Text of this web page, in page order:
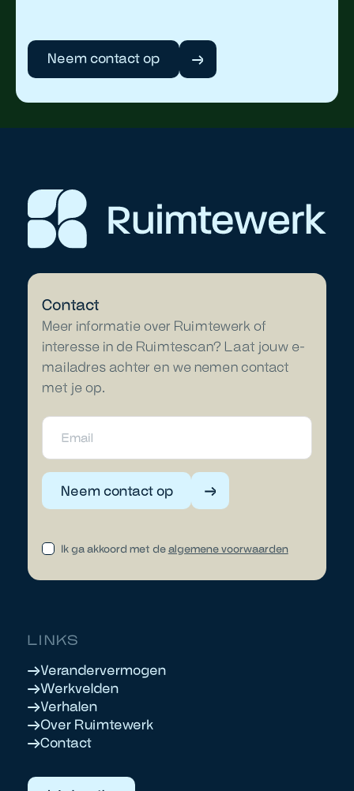
Neem contact op
Contact
Meer informatie over Ruimtewerk of
interesse in de Ruimtescan? Laat jouw e-
mailadres achter en we nemen contact
met je op.
Neem contact op
Ik ga akkoord met dealgemene voorwaarden
LINKS
Verandervermogen
Werkvelden
Verhalen
Over Ruimtewerk
Contact